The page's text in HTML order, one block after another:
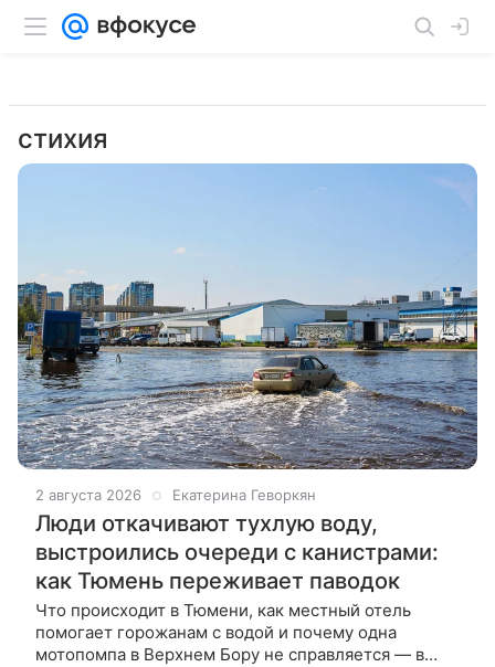
стихия
2 августа 2026 Екатерина Геворкян
Люди откачивают тухлую воду,
выстроились очереди с канистрами:
как Тюмень переживает паводок
Что происходит в Тюмени, как местный отель
помогает горожанам с водой и почему одна
мотопомпа в Верхнем Бору не справляется — в